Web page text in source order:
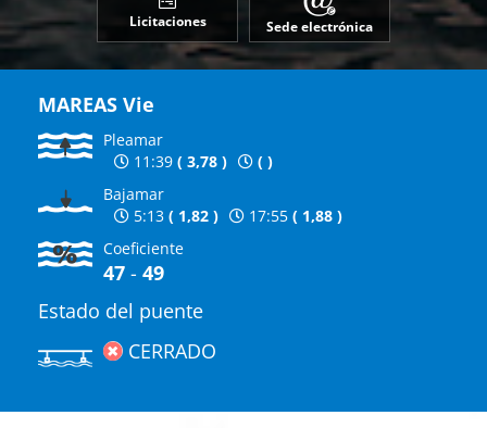
Licitaciones Sede electrónica
MAREAS Vie
Pleamar
11:39 ( 3,78 ) ( )
Bajamar
5:13 ( 1,82 ) 17:55 ( 1,88 )
Coeficiente
47 - 49
Estado del puente
CERRADO